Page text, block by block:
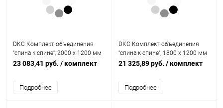
DKC Комплект объединения
''спина к спине'', 2000 x 1200 мм
(R5KFRE20120M)
23 083,41 руб. / комплект
Подробнее
DKC Комплект объединения
''спина к спине'', 1800 x 1200 мм
(R5KFRE18120M)
21 325,89 руб. / комплект
Подробнее